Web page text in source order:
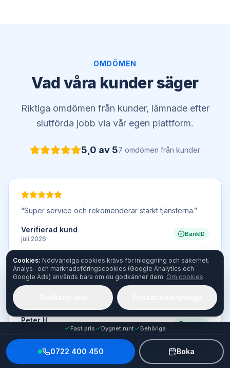
OMDÖMEN
Vad våra kunder säger
Riktiga omdömen från kunder, lämnade efter
slutförda jobb via vår egen plattform.
5,0 av 57 omdömen från kunder
“Super service och rekomenderar starkt tjänsterna.”
Verifierad kund
juli 2026
BankID
”
Peter H. BankID
Fast pris Dygnet runt Behöriga
0722 400 450 Boka
Cookies: Nödvändiga cookies krävs för inloggning och säkerhet.
Analys- och marknadsföringscookies (Google Analytics och
Google Ads) används bara om du godkänner dem. Om cookies